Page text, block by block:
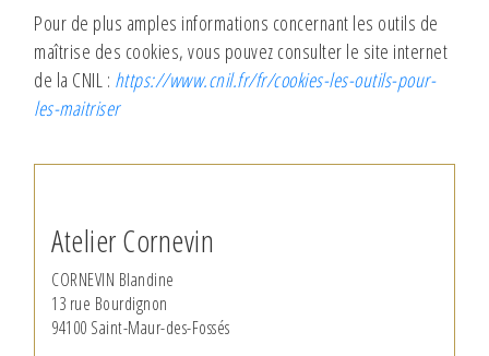
Pour de plus amples informations concernant les outils de
maîtrise des cookies, vous pouvez consulter le site internet
de la CNIL : https://www.cnil.fr/fr/cookies-les-outils-pour-
les-maitriser
Atelier Cornevin
CORNEVIN Blandine
13 rue Bourdignon
94100 Saint-Maur-des-Fossés